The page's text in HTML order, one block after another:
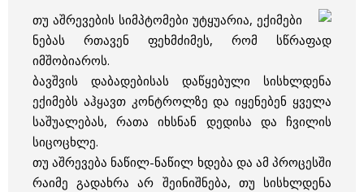
თუ აშრევების სიმპტომები უტყუარია, ექიმები
ნებას რთავენ ფეხმძიმეს, რომ სწრაფად
იმშობიაროს.
ბავშვის დაბადებისას დაწყებული სისხლდენა
ექიმებს აჰყავთ კონტროლზე და იყენებენ ყველა
საშუალებას, რათა იხსნან დედისა და ჩვილის
სიცოცხლე.
თუ აშრევება ნაწილ-ნაწილ ხდება და ამ პროცესში
რაიმე გადახრა არ შეინიშნება, თუ სისხლდენა